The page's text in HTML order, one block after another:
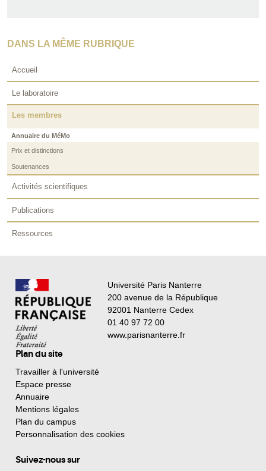
DANS LA MÊME RUBRIQUE
Accueil
Le laboratoire
Les membres
Annuaire du MéMo
Prix et distinctions
Soutenances
Activités scientifiques
Publications
Ressources
Université Paris Nanterre
200 avenue de la République
92001 Nanterre Cedex
01 40 97 72 00
www.parisnanterre.fr
Plan du site
Travailler à l'université
Espace presse
Annuaire
Mentions légales
Plan du campus
Personnalisation des cookies
Suivez-nous sur